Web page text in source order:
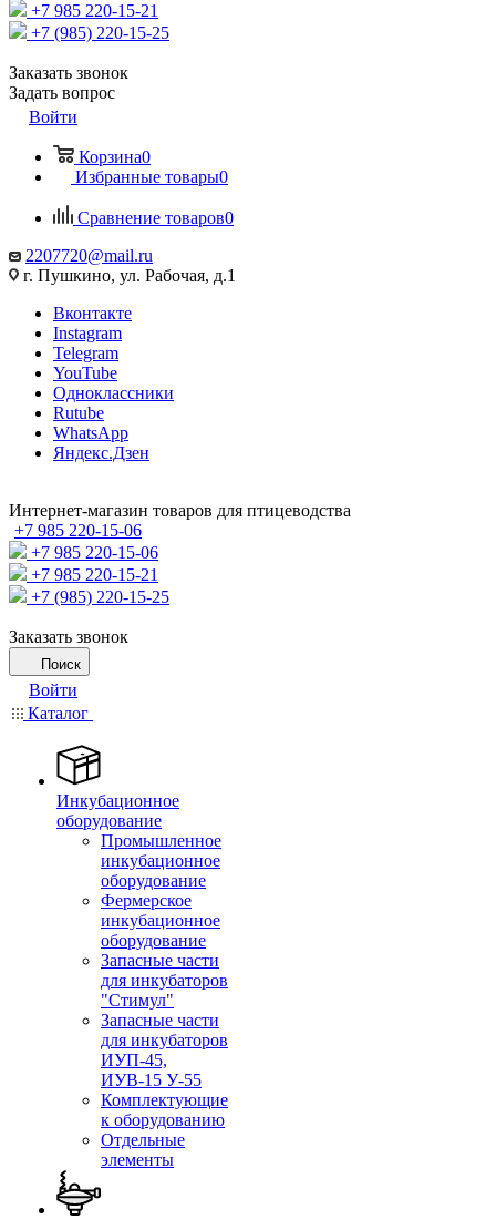
+7 985 220-15-21
+7 (985) 220-15-25
Заказать звонок
Задать вопрос
Войти
Корзина0
Избранные товары0
Сравнение товаров0
2207720@mail.ru
г. Пушкино, ул. Рабочая, д.1
Вконтакте
Instagram
Telegram
YouTube
Одноклассники
Rutube
WhatsApp
Яндекс.Дзен
Интернет-магазин товаров для птицеводства
+7 985 220-15-06
+7 985 220-15-06
+7 985 220-15-21
+7 (985) 220-15-25
Заказать звонок
Поиск
Войти
Каталог
Инкубационное
оборудование
Промышленное
инкубационное
оборудование
Фермерское
инкубационное
оборудование
Запасные части
для инкубаторов
"Стимул"
Запасные части
для инкубаторов
ИУП-45,
ИУВ-15 У-55
Комплектующие
к оборудованию
Отдельные
элементы